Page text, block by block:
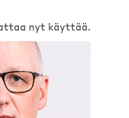
nyt käyttää.